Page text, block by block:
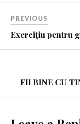
PREVIOUS
Exercițiu pentru
FII BINE CU